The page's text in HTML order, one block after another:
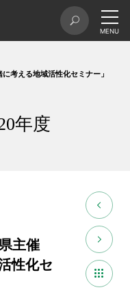
考える地域活性化セミナー」
年度
主催
性化セ